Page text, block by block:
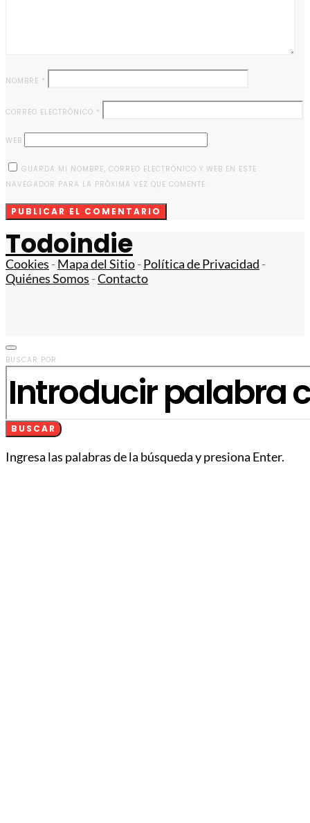
NOMBRE *
CORREO ELECTRÓNICO *
WEB
GUARDA MI NOMBRE, CORREO ELECTRÓNICO Y WEB EN ESTE
NAVEGADOR PARA LA PRÓXIMA VEZ QUE COMENTE.
Todoindie
Cookies -Mapa del Sitio-Política de Privacidad -
Quiénes Somos -Contacto
BUSCAR POR:
BUSCAR
Ingresa las palabras de la búsqueda y presiona Enter.